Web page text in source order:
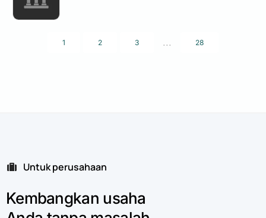
1 2 3 ... 28
Untuk perusahaan
Kembangkan usaha